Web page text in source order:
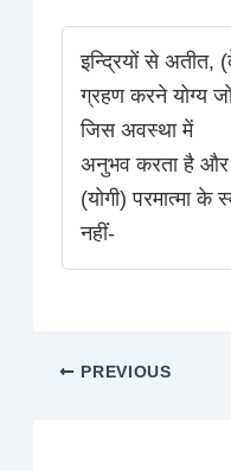
इन्द्रियों से अतीत,
ग्रहण करने योग्य
जिस अवस्था में
अनुभव करता है और
(योगी) परमात्मा के
नहीं-
PREVIOUS